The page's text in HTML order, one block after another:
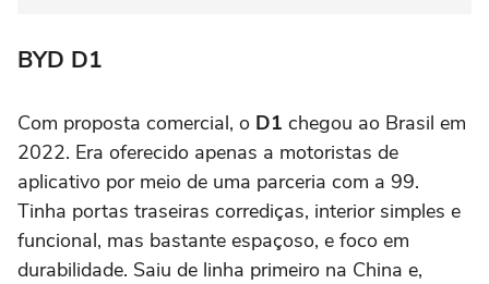
BYD D1
Com proposta comercial, o D1 chegou ao Brasil em
2022. Era oferecido apenas a motoristas de
aplicativo por meio de uma parceria com a 99.
Tinha portas traseiras corrediças, interior simples e
funcional, mas bastante espaçoso, e foco em
durabilidade. Saiu de linha primeiro na China e,